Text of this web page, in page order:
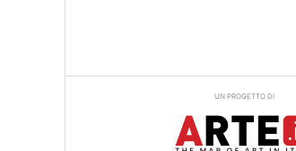
UN PROGETTO DI